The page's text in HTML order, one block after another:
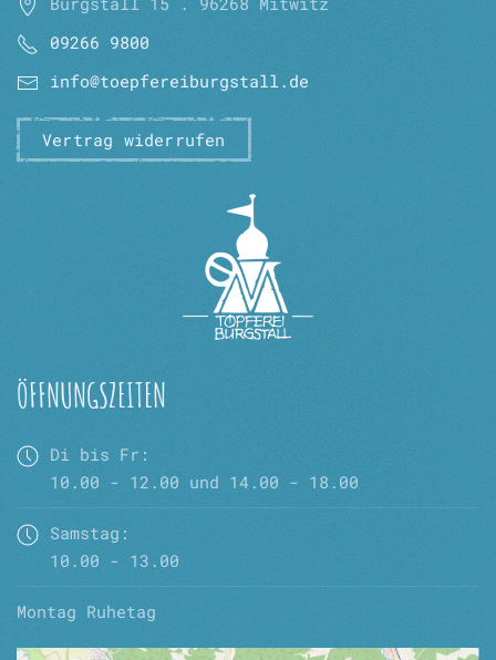
werden
09266 9800
info@toepfereiburgstall.de
Vertrag widerrufen
ÖFFNUNGSZEITEN
Di bis Fr:
10.00 - 12.00 und 14.00 - 18.00
Samstag:
10.00 - 13.00
Montag Ruhetag